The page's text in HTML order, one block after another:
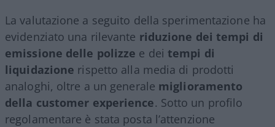
La valutazione a seguito della sperimentazione ha
evidenziato una rilevante riduzione dei tempi di
emissione delle polizze e deitempi di
liquidazione rispetto alla media di prodotti
analoghi, oltre a un generale miglioramento
della customer experience. Sotto un profilo
regolamentare è stata posta l’attenzione